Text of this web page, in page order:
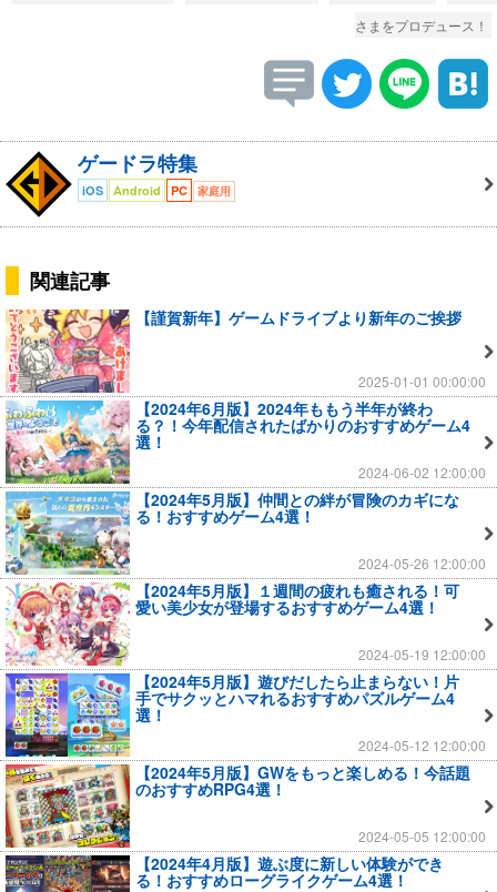
さまをプロデュース！
ゲードラ特集
iOS Android PC 家庭用
関連記事
【謹賀新年】ゲームドライブより新年のご挨拶
2025-01-01 00:00:00
【2024年6月版】2024年ももう半年が終わ
る？！今年配信されたばかりのおすすめゲーム4
選！
2024-06-02 12:00:00
【2024年5月版】仲間との絆が冒険のカギにな
る！おすすめゲーム4選！
2024-05-26 12:00:00
【2024年5月版】１週間の疲れも癒される！可
愛い美少女が登場するおすすめゲーム4選！
2024-05-19 12:00:00
【2024年5月版】遊びだしたら止まらない！片
手でサクッとハマれるおすすめパズルゲーム4
選！
2024-05-12 12:00:00
【2024年5月版】GWをもっと楽しめる！今話題
のおすすめRPG4選！
2024-05-05 12:00:00
【2024年4月版】遊ぶ度に新しい体験ができ
る！おすすめローグライクゲーム4選！